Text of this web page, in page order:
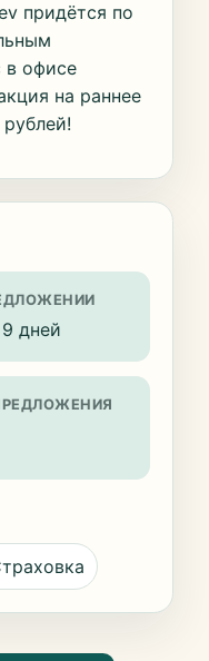
придётся по
в офисе
на раннее
дней